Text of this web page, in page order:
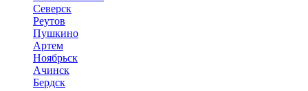
Северск
Реутов
Пушкино
Артем
Ноябрьск
Ачинск
Бердск